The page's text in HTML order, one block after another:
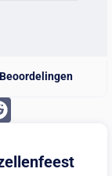
Beoordelingen